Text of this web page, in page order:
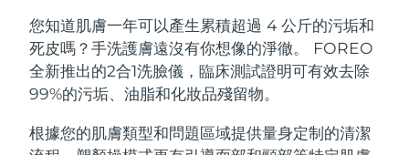
您知道肌膚一年可以產生累積超過 4 公斤的污垢和
死皮嗎？手洗護膚遠沒有你想像的淨徹。 FOREO
全新推出的2合1洗臉儀，臨床測試證明可有效去除
99%的污垢、油脂和化妝品殘留物。
根據您的肌膚類型和問題區域提供量身定制的清潔
面部清潔
LUNA™ 4 套裝
Anti-aging massage
緊致提拉
BEAR™ 2 套裝
Microcurrent toning
比利時 預計送達日期8/10/26
百慕達 預計送達日期
波士尼亞與赫塞哥維納 預計送達日期8/13/26